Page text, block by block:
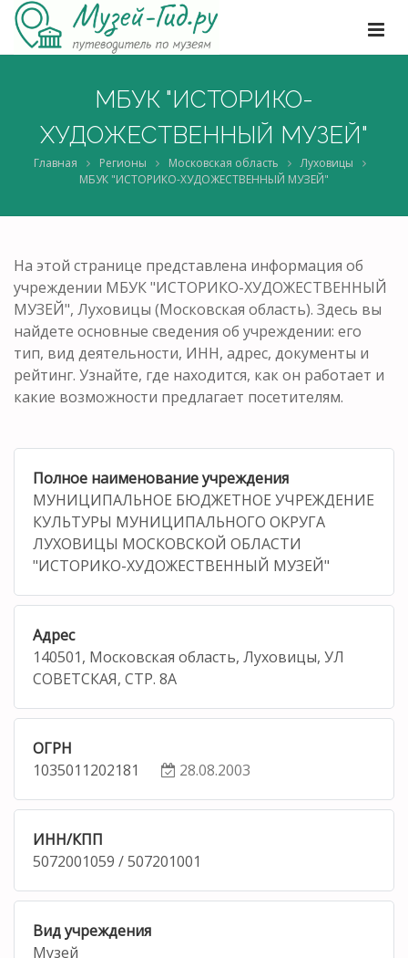
МБУК "ИСТОРИКО-
ХУДОЖЕСТВЕННЫЙ МУЗЕЙ"
Главная Регионы Московская область
Луховицы
МБУК "ИСТОРИКО-ХУДОЖЕСТВЕННЫЙ МУЗЕЙ"
На этой странице представлена информация об
учреждении МБУК "ИСТОРИКО-ХУДОЖЕСТВЕННЫЙ
МУЗЕЙ", Луховицы (Московская область). Здесь вы
найдете основные сведения об учреждении: его
тип, вид деятельности, ИНН, адрес, документы и
рейтинг. Узнайте, где находится, как он работает и
какие возможности предлагает посетителям.
Полное наименование учреждения
МУНИЦИПАЛЬНОЕ БЮДЖЕТНОЕ УЧРЕЖДЕНИЕ
КУЛЬТУРЫ МУНИЦИПАЛЬНОГО ОКРУГА
ЛУХОВИЦЫ МОСКОВСКОЙ ОБЛАСТИ
"ИСТОРИКО-ХУДОЖЕСТВЕННЫЙ МУЗЕЙ"
Адрес
140501, Московская область, Луховицы, УЛ
СОВЕТСКАЯ, СТР. 8А
ОГРН
1035011202181
28.08.2003
ИНН/КПП
5072001059 / 507201001
Вид учреждения
Музей